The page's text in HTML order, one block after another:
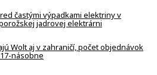
častými výpadkami elektriny v
jadrovej elektrárni
Wolt aj v zahraničí, počet objednávok
násobne